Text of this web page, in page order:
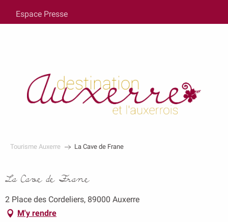
contenu
principal
Espace Presse
Tourisme Auxerre La Cave de Frane
La Cave de Frane
2 Place des Cordeliers, 89000 Auxerre
M'y rendre